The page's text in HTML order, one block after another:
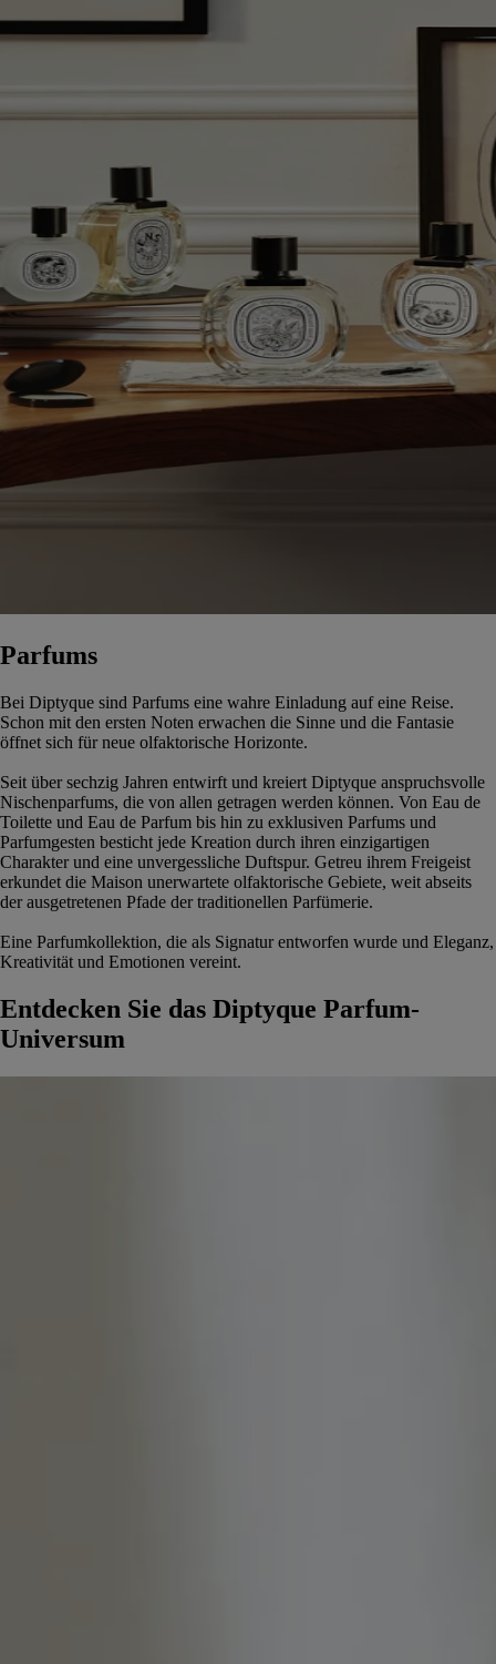
Parfums
Bei Diptyque sind Parfums eine wahre Einladung auf eine Reise.
Schon mit den ersten Noten erwachen die Sinne und die Fantasie
öffnet sich für neue olfaktorische Horizonte.
Seit über sechzig Jahren entwirft und kreiert Diptyque anspruchsvolle
Nischenparfums, die von allen getragen werden können. Von Eau de
Toilette und Eau de Parfum bis hin zu exklusiven Parfums und
Parfumgesten besticht jede Kreation durch ihren einzigartigen
Charakter und eine unvergessliche Duftspur. Getreu ihrem Freigeist
erkundet die Maison unerwartete olfaktorische Gebiete, weit abseits
der ausgetretenen Pfade der traditionellen Parfümerie.
Eine Parfumkollektion, die als Signatur entworfen wurde und Eleganz,
Kreativität und Emotionen vereint.
Entdecken Sie das Diptyque Parfum-
Universum